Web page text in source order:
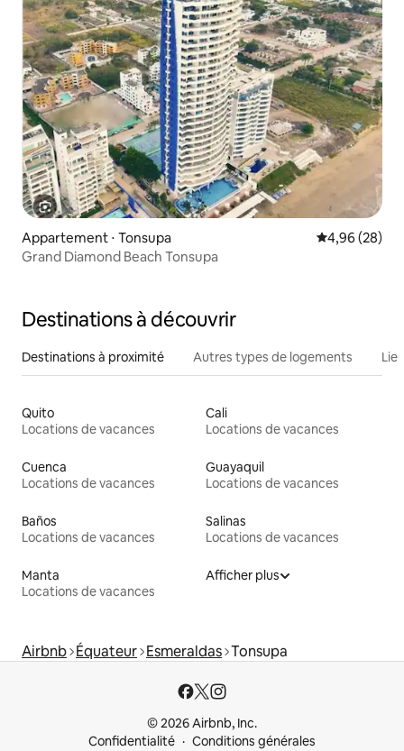
Appartement ⋅ Tonsupa Évaluation
4,96 (28)
Grand Diamond Beach Tonsupa
Destinations à découvrir
Destinations à proximité Autres types de logements
Quito
Locations de vacances
Cali
Locations de vacances
Cuenca
Locations de vacances
Guayaquil
Locations de vacances
Baños
Locations de vacances
Salinas
Locations de vacances
Manta
Locations de vacances
Afficher plus
Airbnb Équateur Esmeraldas Tonsupa
© 2026 Airbnb, Inc.
Confidentialité
Conditions générales